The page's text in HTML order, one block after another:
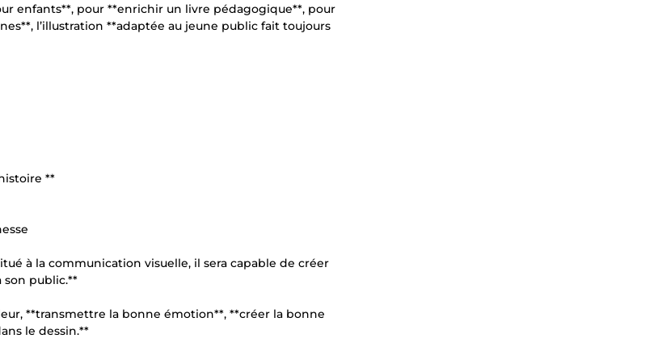
enfants**, pour **enrichir un livre pédagogique**, pour
l’illustration **adaptée au jeune public fait toujours
**
à la communication visuelle, il sera capable de créer
son public.**
**transmettre la bonne émotion**, **créer la bonne
le dessin.**